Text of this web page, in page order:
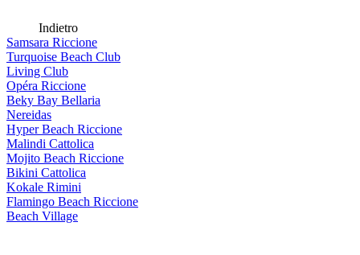
Indietro
Samsara Riccione
Turquoise Beach Club
Living Club
Opéra Riccione
Beky Bay Bellaria
Nereidas
Hyper Beach Riccione
Malindi Cattolica
Mojito Beach Riccione
Bikini Cattolica
Kokale Rimini
Flamingo Beach Riccione
Beach Village